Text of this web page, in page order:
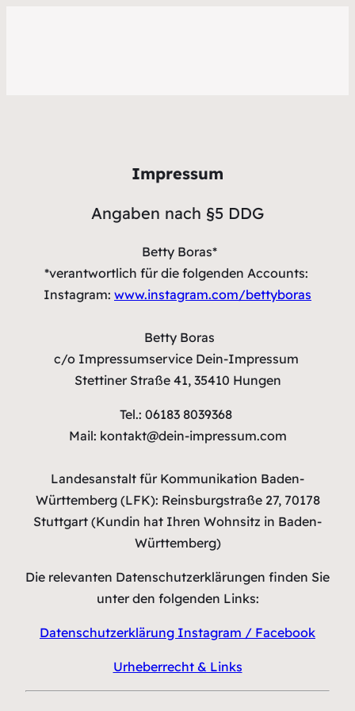
Impressum
Angaben nach §5 DDG
Betty Boras*
*verantwortlich für die folgenden Accounts:
Instagram: www.instagram.com/bettyboras
Betty Boras
c/o Impressumservice Dein-Impressum
Stettiner Straße 41, 35410 Hungen
Tel.: 06183 8039368
Mail: kontakt@dein-impressum.com
Landesanstalt für Kommunikation Baden-
Württemberg (LFK): Reinsburgstraße 27, 70178
Stuttgart (Kundin hat Ihren Wohnsitz in Baden-
Württemberg)
Die relevanten Datenschutzerklärungen finden Sie
unter den folgenden Links:
Datenschutzerklärung Instagram / Facebook
Urheberrecht & Links